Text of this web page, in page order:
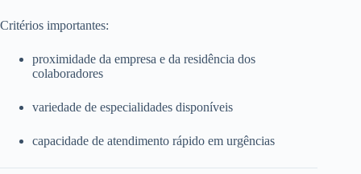
Critérios importantes:
proximidade da empresa e da residência dos
colaboradores
variedade de especialidades disponíveis
capacidade de atendimento rápido em urgências